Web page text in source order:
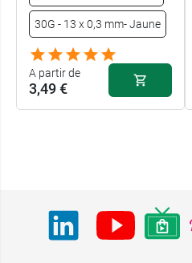
30G - 13 x 0,3 mm- Jaune
A partir de
3,49 €